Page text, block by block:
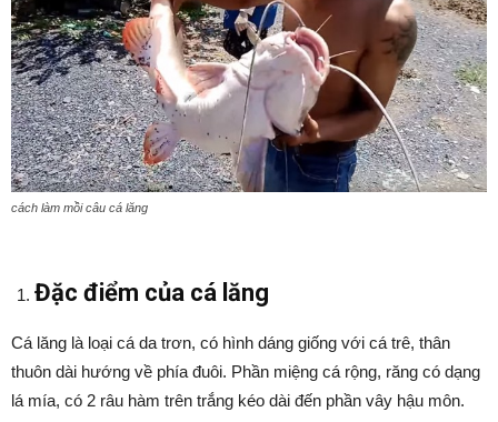
cách làm mồi câu cá lăng
Đặc điểm của cá lăng
Cá lăng là loại cá da trơn, có hình dáng giống với cá trê, thân
thuôn dài hướng về phía đuôi. Phần miệng cá rộng, răng có dạng
lá mía, có 2 râu hàm trên trắng kéo dài đến phần vây hậu môn.